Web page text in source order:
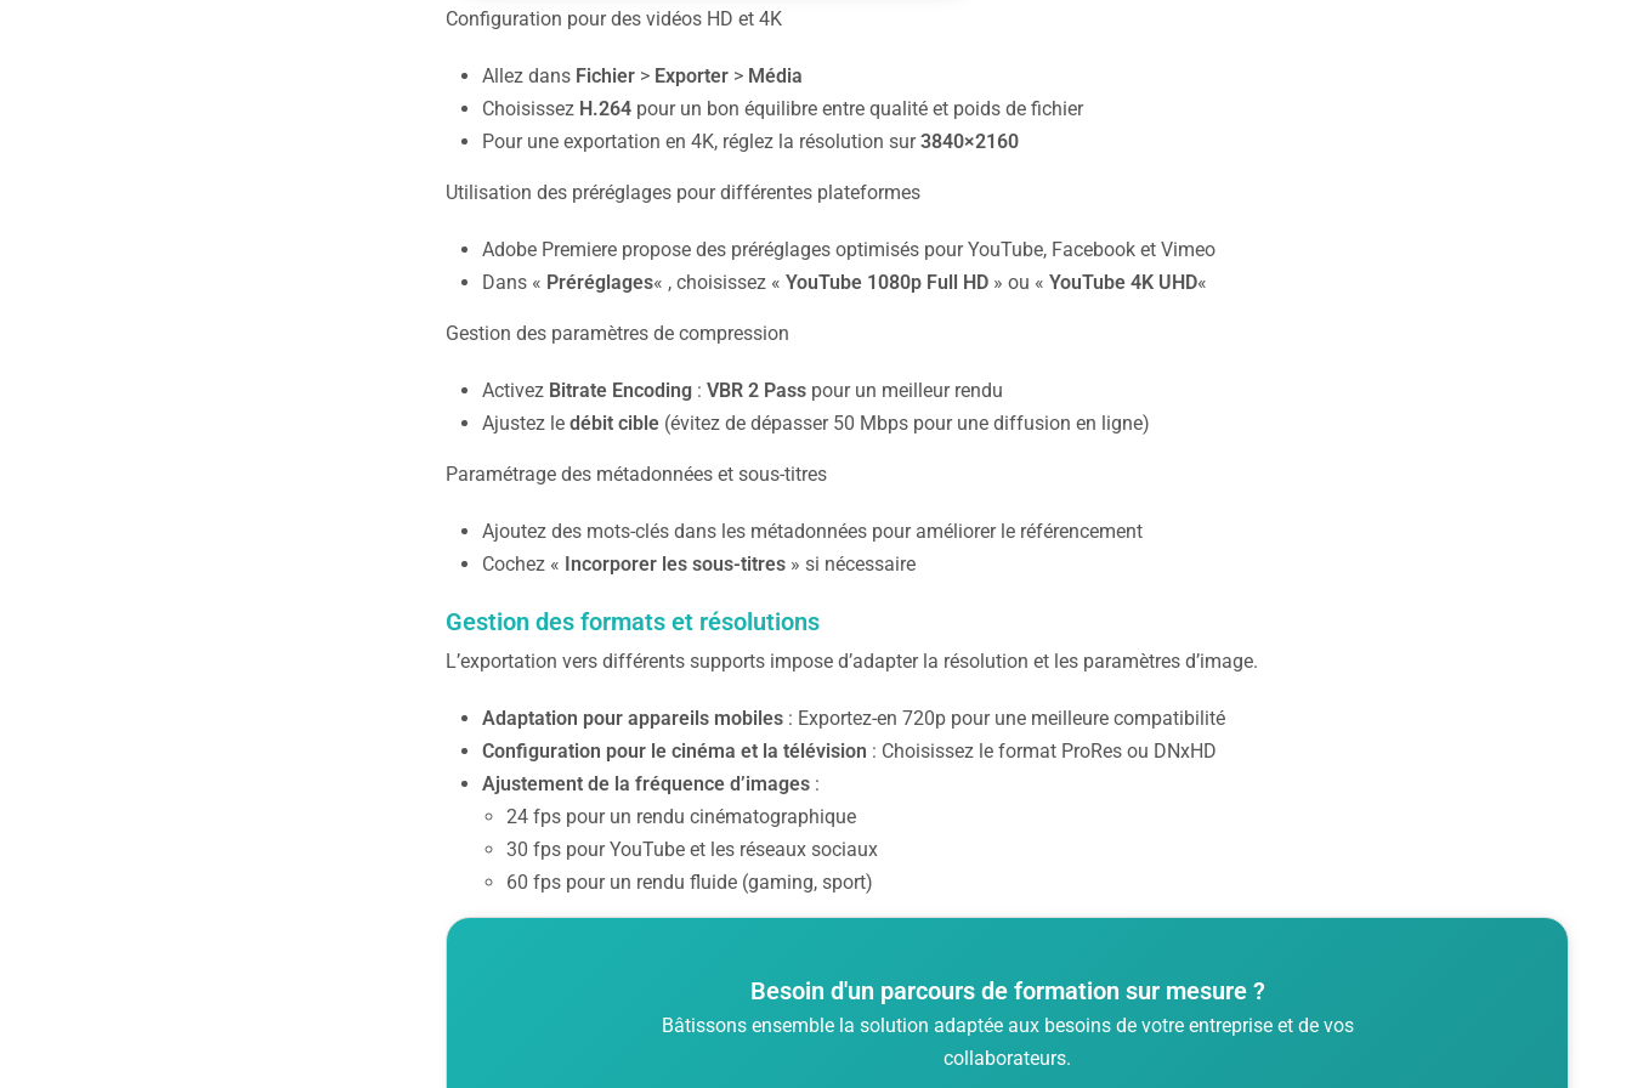
Configuration pour des vidéos HD et 4K
Allez dans Fichier > Exporter > Média
Choisissez H.264 pour un bon équilibre entre qualité et poids de fichier
Pour une exportation en 4K, réglez la résolution sur3840×2160
Utilisation des préréglages pour différentes plateformes
Adobe Premiere propose des préréglages optimisés pour YouTube, Facebook et Vimeo
Dans « Préréglages« , choisissez « YouTube 1080p Full HD » ou « YouTube 4K UHD«
Gestion des paramètres de compression
Activez Bitrate Encoding : VBR 2 Pass pour un meilleur rendu
Ajustez le débit cible (évitez de dépasser 50 Mbps pour une diffusion en ligne)
Paramétrage des métadonnées et sous-titres
Ajoutez des mots-clés dans les métadonnées pour améliorer le référencement
Cochez « Incorporer les sous-titres » si nécessaire
Gestion des formats et résolutions
L’exportation vers différents supports impose d’adapter la résolution et les paramètres d’image.
Adaptation pour appareils mobiles : Exportez-en 720p pour une meilleure compatibilité
Configuration pour le cinéma et la télévision : Choisissez le format ProRes ou DNxHD
Ajustement de la fréquence d’images :
24 fps pour un rendu cinématographique
30 fps pour YouTube et les réseaux sociaux
60 fps pour un rendu fluide (gaming, sport)
Besoin d'un parcours de formation sur mesure ?
Bâtissons ensemble la solution adaptée aux besoins de votre entreprise et de vos
collaborateurs.